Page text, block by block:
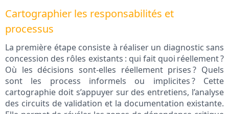
Cartographier les responsabilités et
processus
La première étape consiste à réaliser un diagnostic sans
concession des rôles existants : qui fait quoi réellement ?
Où les décisions sont-elles réellement prises ? Quels
sont les process informels ou implicites ? Cette
cartographie doit s’appuyer sur des entretiens, l’analyse
des circuits de validation et la documentation existante.